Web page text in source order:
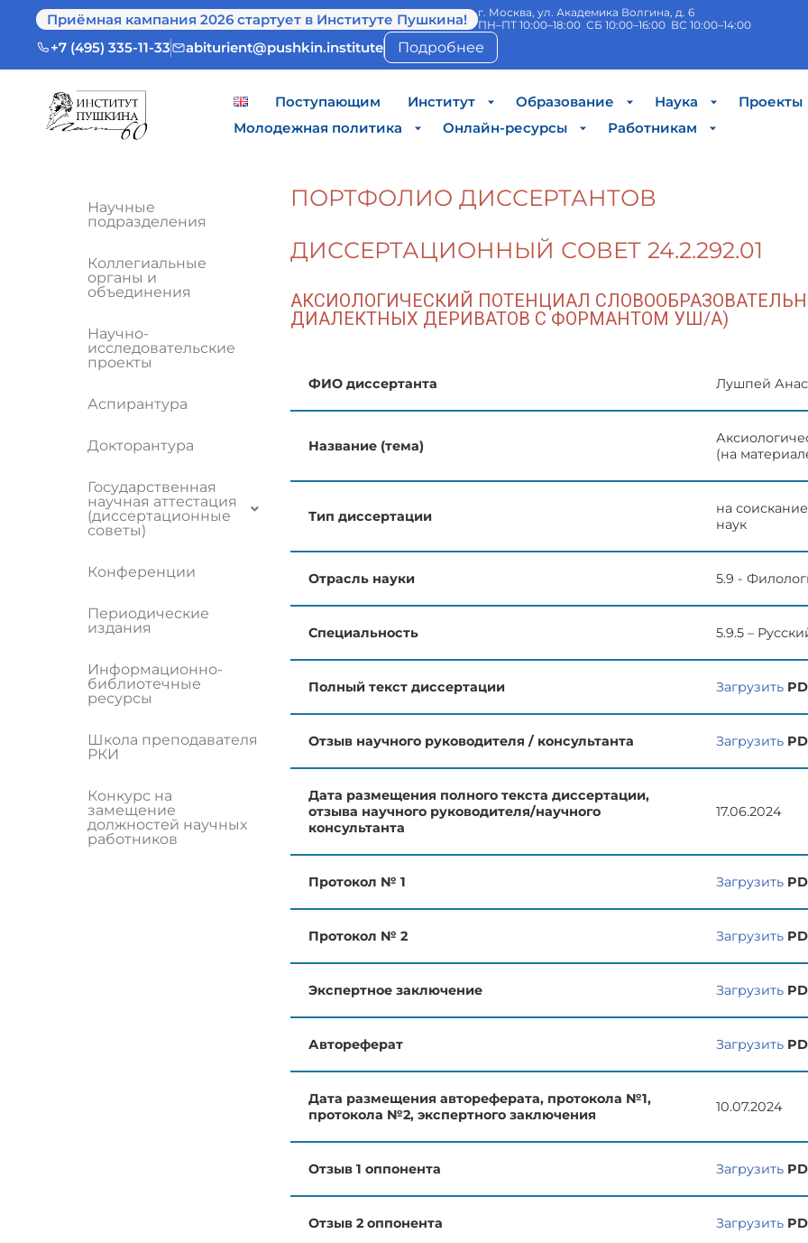
Приёмная кампания 2026 стартует в Институте Пушкина!
г. Москва, ул. Академика Волгина, д. 6
ПН–ПТ 10:00–18:00 СБ 10:00–16:00 ВС 10:00–14:00
+7 (495) 335-11-33 abiturient@pushkin.institute Подробнее
Поступающим Институт Образование Наука
Проекты
Молодежная политика
Онлайн-ресурсы Работникам
Научные
подразделения
Коллегиальные
органы и
объединения
Научно-
исследовательские
проекты
Аспирантура
Докторантура
Государственная
научная аттестация
(диссертационные
советы)
Конференции
Периодические
издания
Информационно-
библиотечные
ресурсы
Школа преподавателя
РКИ
Конкурс на
замещение
должностей научных
работников
ПОРТФОЛИО ДИССЕРТАНТОВ
ДИССЕРТАЦИОННЫЙ СОВЕТ 24.2.292.01
АКСИОЛОГИЧЕСКИЙ ПОТЕНЦИАЛ
ДИАЛЕКТНЫХ ДЕРИВАТОВ С ФОРМАНТОМ УШ/А)
ФИО диссертанта Лушпей
Название (тема)
(на
Тип диссертации
на
наук
Отрасль науки 5.9 -
Специальность 5.9.5 –
Полный текст диссертации Загрузить
Отзыв научного руководителя / консультанта Загрузить
Дата размещения полного текста диссертации,
отзыва научного руководителя/научного
консультанта
17.06.2024
Протокол № 1 Загрузить
Протокол № 2 Загрузить
Экспертное заключение Загрузить
Автореферат Загрузить
Дата размещения автореферата, протокола №1,
протокола №2, экспертного заключения
10.07.2024
Отзыв 1 оппонента Загрузить
Отзыв 2 оппонента Загрузить